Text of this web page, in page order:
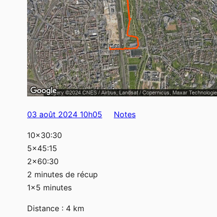
03 août 2024 10h05 Notes
10×30:30
5×45:15
2×60:30
2 minutes de récup
1×5 minutes
Distance : 4 km